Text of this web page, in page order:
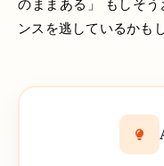
のままある」
もしそ
ンスを逃しているかも